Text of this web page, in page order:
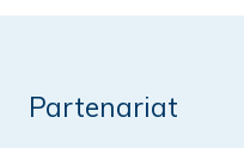
Partenariat